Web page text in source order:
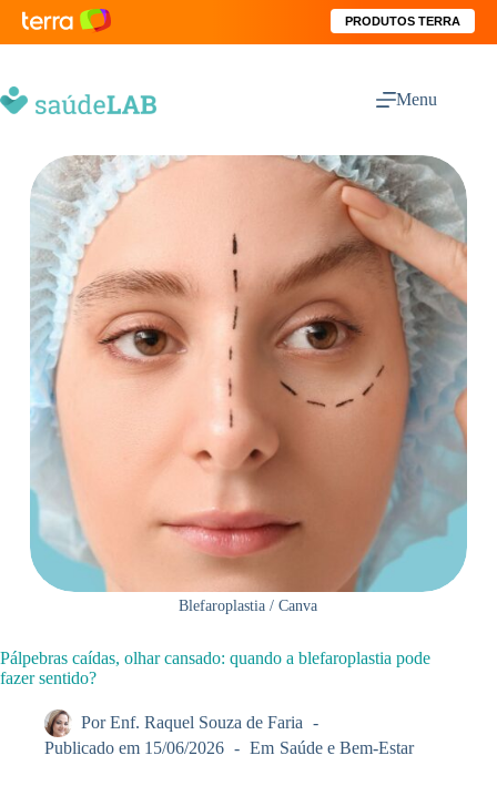
PRODUTOS TERRA
Menu
Blefaroplastia / Canva
Pálpebras caídas, olhar cansado: quando a blefaroplastia pode
fazer sentido?
Por Enf. Raquel Souza de Faria
Publicado em 15/06/2026 Em Saúde e Bem-Estar